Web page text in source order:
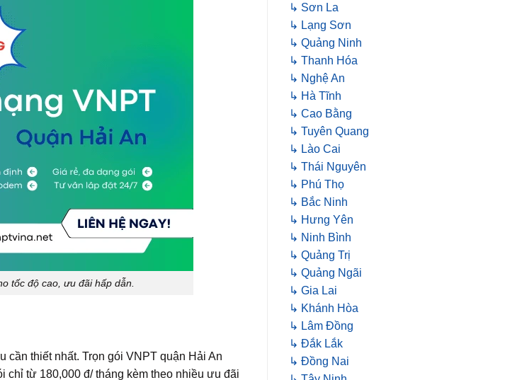
tốc độ cao, ưu đãi hấp dẫn.
thiết nhất. Trọn gói VNPT quận Hải An
chỉ từ 180,000 đ/ tháng kèm theo nhiều ưu đãi
↳ Sơn La
↳ Lạng Sơn
↳ Quảng Ninh
↳ Thanh Hóa
↳ Nghệ An
↳ Hà Tĩnh
↳ Cao Bằng
↳ Tuyên Quang
↳ Lào Cai
↳ Thái Nguyên
↳ Phú Thọ
↳ Bắc Ninh
↳ Hưng Yên
↳ Ninh Bình
↳ Quảng Trị
↳ Quảng Ngãi
↳ Gia Lai
↳ Khánh Hòa
↳ Lâm Đồng
↳ Đắk Lắk
↳ Đồng Nai